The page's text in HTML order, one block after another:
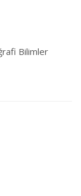
Bilimler